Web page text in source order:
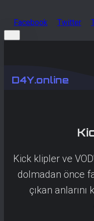
Facebook Twitter
D4Y.online
Kick klipler ve
dolmadan önce
çıkan